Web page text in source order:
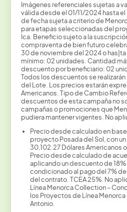
Imágenes referenciales sujetas a
válida desde el 01/11/2024 hasta
de fecha sujeta a criterio de
para etapas seleccionadas del
Ica. Beneficio sujeto a la
compraventa de bien futuro
30 de noviembre del 2024 o
mínimo: 02 unidades. Cantidad
descuento por beneficiario: 02
Todos los descuentos se
del Lote. Los precios estarán
Americanos. Tipo de Cambio
descuentos de esta campaña no
campañas o promociones que
pudiera mantener vigentes. No
Precio desde calculado en base
proyecto Posada del Sol, con
30,102.27 Dólares Americanos o
Precio desde calculado de
aplicando un descuento de
condicionado al pago del 7%
del contrato. TCEA 25%. No
Línea Menorca Collection –
los Proyectos de Línea Menorca
Antonio.